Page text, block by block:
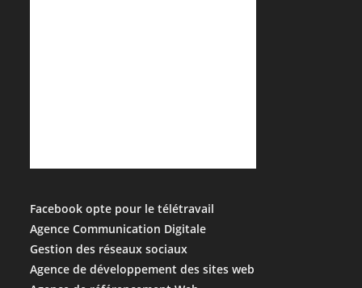
Facebook opte pour le télétravail
Agence Communication Digitale
Gestion des réseaux sociaux
Agence de développement des sites web